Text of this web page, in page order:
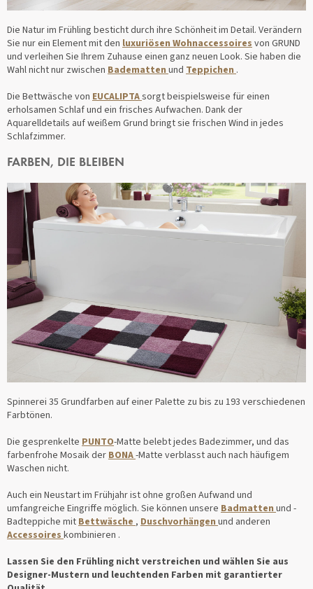
Die Natur im Frühling besticht durch ihre Schönheit im Detail. Verändern
Sie nur ein Element mit den luxuriösen Wohnaccessoires von GRUND
und verleihen Sie Ihrem Zuhause einen ganz neuen Look. Sie haben die
Wahl nicht nur zwischen Badematten und Teppichen .
Die Bettwäsche von EUCALIPTAsorgt beispielsweise für einen
erholsamen Schlaf und ein frisches Aufwachen. Dank der
Aquarelldetails auf weißem Grund bringt sie frischen Wind in jedes
Schlafzimmer.
FARBEN, DIE BLEIBEN
Spinnerei 35 Grundfarben auf einer Palette zu bis zu 193 verschiedenen
Farbtönen.
Die gesprenkelte PUNTO-Matte belebt jedes Badezimmer, und das
farbenfrohe Mosaik derBONA-Matte verblasst auch nach häufigem
Waschen nicht.
Auch ein Neustart im Frühjahr ist ohne großen Aufwand und
umfangreiche Eingriffe möglich. Sie können unsere Badmattenund -
Badteppiche mitBettwäsche, Duschvorhängenund anderen
Accessoireskombinieren .
Lassen Sie den Frühling nicht verstreichen und wählen Sie aus
Designer-Mustern und leuchtenden Farben mit garantierter